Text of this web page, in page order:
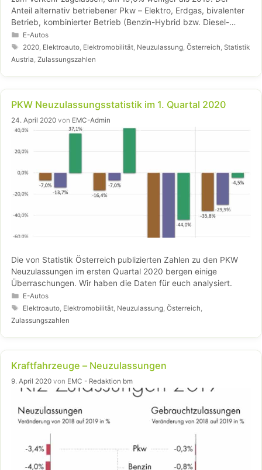
Anteil alternativ betriebener Pkw – Elektro, Erdgas, bivalenter
Betrieb, kombinierter Betrieb (Benzin-Hybrid bzw. Diesel-
Hybrid) und Wasserstoff (Brennstoffzelle) – erreichte 2020 mit
50.060 Fahrzeugen (+90,0%) 20,1%. Der Anteil an elektrisch
angetriebenen Zweirädern betrug im Jahr 2020 5,7% bzw.
Kategorien
E-Autos
Schlagwörter
2020, Elektroauto, Elektromobilität, Neuzulassung,Österreich,Statistik
Austria, Zulassungszahlen
PKW Neuzulassungsstatistik im 1. Quartal 2020
24. April 2020 von EMC-Admin
Die von Statistik Österreich publizierten Zahlen zu den PKW
Neuzulassungen im ersten Quartal 2020 bergen einige
Überraschungen. Wir haben die Daten für euch analysiert.
Kategorien
E-Autos
Schlagwörter
Elektroauto, Elektromobilität, Neuzulassung,Österreich,
Zulassungszahlen
Kraftfahrzeuge – Neuzulassungen
9. April 2020 von EMC - Redaktion bm